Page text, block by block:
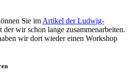
Sie im Artikel der Ludwig-
der wir schon lange zusammenarbeiten.
wir dort wieder einen Workshop